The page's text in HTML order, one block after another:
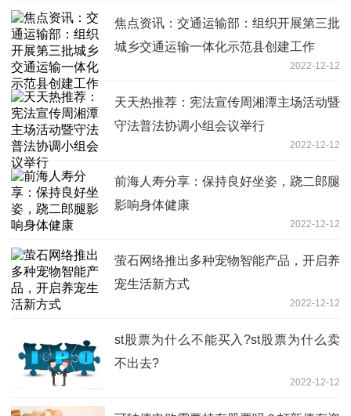
焦点资讯：交通运输部：组织开展第三批
城乡交通运输一体化示范县创建工作
2022-12-12
天天热推荐：宪法宣传周湘潭主场活动暨
守法普法协调小组会议举行
2022-12-12
前海人寿分享：保持良好坐姿，跷二郎腿
影响身体健康
2022-12-12
萤石网络推出多种宠物智能产品，开启养
宠生活新方式
2022-12-12
st股票为什么不能买入?st股票为什么卖
不出去?
2022-12-12